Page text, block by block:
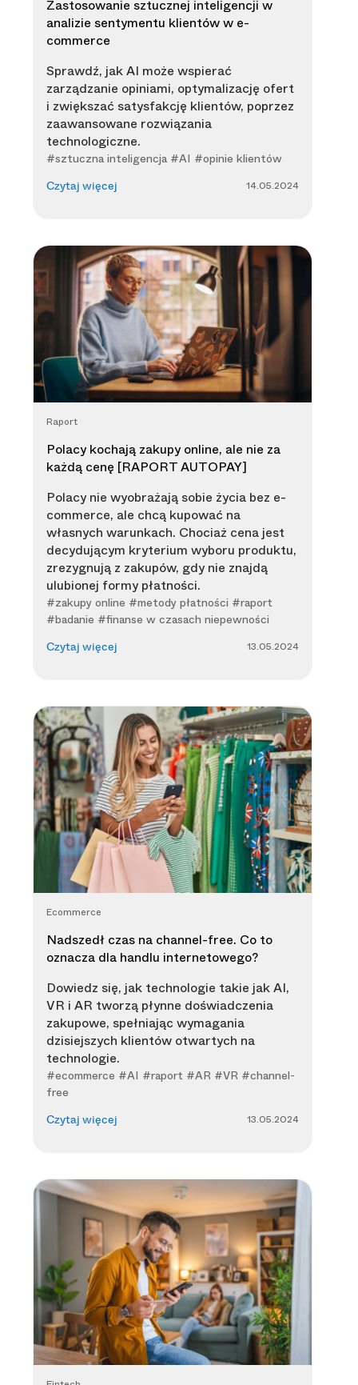
Zastosowanie sztucznej inteligencji w
analizie sentymentu klientów w e-
commerce
Sprawdź, jak AI może wspierać
zarządzanie opiniami, optymalizację ofert
i zwiększać satysfakcję klientów, poprzez
zaawansowane rozwiązania
technologiczne.
#sztuczna inteligencja #AI #opinie klientów
Czytaj więcej 14.05.2024
Raport
Polacy kochają zakupy online, ale nie za
każdą cenę [RAPORT AUTOPAY]
Polacy nie wyobrażają sobie życia bez e-
commerce, ale chcą kupować na
własnych warunkach. Chociaż cena jest
decydującym kryterium wyboru produktu,
zrezygnują z zakupów, gdy nie znajdą
ulubionej formy płatności.
#zakupy online #metody płatności #raport
#badanie #finanse w czasach niepewności
Czytaj więcej 13.05.2024
Ecommerce
Nadszedł czas na channel-free. Co to
oznacza dla handlu internetowego?
Dowiedz się, jak technologie takie jak AI,
VR i AR tworzą płynne doświadczenia
zakupowe, spełniając wymagania
dzisiejszych klientów otwartych na
technologie.
#ecommerce #AI #raport #AR #VR #channel-
free
Czytaj więcej 13.05.2024